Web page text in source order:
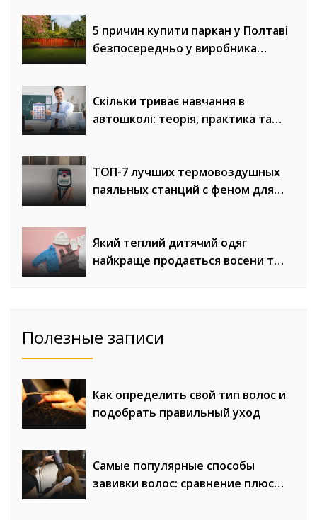
5 причин купити паркан у Полтаві
безпосередньо у виробника
Скільки триває навчання в
автошколі: теорія, практика та
ТОП-7 лучших термовоздушных
паяльных станций с феном для
Який теплий дитячий одяг
найкраще продається восени та
Полезные записи
Как определить свой тип волос и
подобрать правильный уход
Самые популярные способы
завивки волос: сравнение плюсов